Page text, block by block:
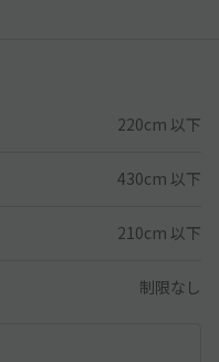
220cm 以下
430cm 以下
210cm 以下
制限なし